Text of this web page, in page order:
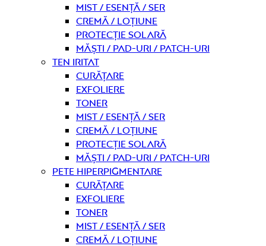
Mist / Esență / Ser
Cremă / Loțiune
Protecție solară
Măști / Pad-uri / Patch-uri
Ten iritat
curățare
Exfoliere
Toner
Mist / Esență / Ser
Cremă / Loțiune
Protecție solară
Măști / Pad-uri / Patch-uri
Pete hiperpigmentare
curățare
Exfoliere
Toner
Mist / Esență / Ser
Cremă / Loțiune